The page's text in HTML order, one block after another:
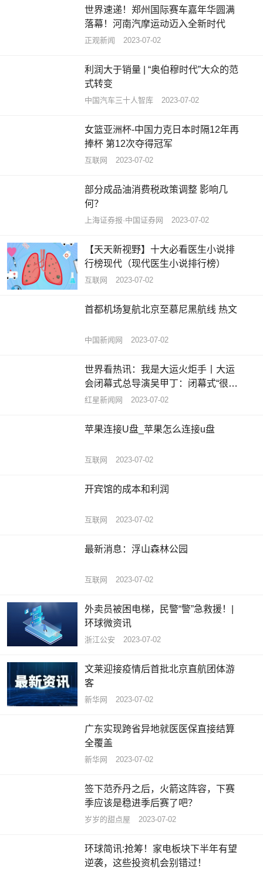
世界速递！郑州国际赛车嘉年华圆满
落幕！河南汽摩运动迈入全新时代
正观新闻 2023-07-02
利润大于销量 | “奥伯穆时代”大众的范
式转变
中国汽车三十人智库 2023-07-02
女篮亚洲杯-中国力克日本时隔12年再
捧杯 第12次夺得冠军
互联网 2023-07-02
部分成品油消费税政策调整 影响几
何？
上海证券报·中国证券网 2023-07-02
【天天新视野】十大必看医生小说排
行榜现代（现代医生小说排行榜）
互联网 2023-07-02
首都机场复航北京至慕尼黑航线 热文
中国新闻网 2023-07-02
世界看热讯：我是大运火炬手丨大运
会闭幕式总导演吴甲丁：闭幕式“很成
都”，定位就是让世界记住成都人
红星新闻网 2023-07-02
苹果连接U盘_苹果怎么连接u盘
互联网 2023-07-02
开宾馆的成本和利润
互联网 2023-07-02
最新消息：浮山森林公园
互联网 2023-07-02
外卖员被困电梯，民警“警”急救援！|
环球微资讯
浙江公安 2023-07-02
文莱迎接疫情后首批北京直航团体游
客
新华网 2023-07-02
广东实现跨省异地就医医保直接结算
全覆盖
新华网 2023-07-02
签下范乔丹之后，火箭这阵容，下赛
季应该是稳进季后赛了吧？
岁岁的甜点屋 2023-07-02
环球简讯:抢筹！家电板块下半年有望
逆袭，这些投资机会别错过！